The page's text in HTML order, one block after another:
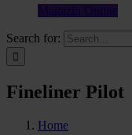
Magazin Online
Search for:
Fineliner Pilot
Home